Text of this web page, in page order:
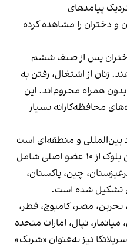
۲۰۲۲ گفت از نزدیک پیامدهای
دختران را مشاهده کرده
دختران پس از صنف ششم
زنان از اشتغال، رفتن به
همراه محروم‌اند. این
محافظه‌کارانه بسیار
بین‌المللی و منطقه‌ای است
که در سال ۲۰۰۱ پایه‌گذاری شد. این بلوک از ۱۰ عضو اصلی شامل
چین، پاکستان،
تشکیل شده است.
بحرین، مصر، کامبوج، قطر،
نپال، امارات متحده
نیز به‌عنوان «شریک»